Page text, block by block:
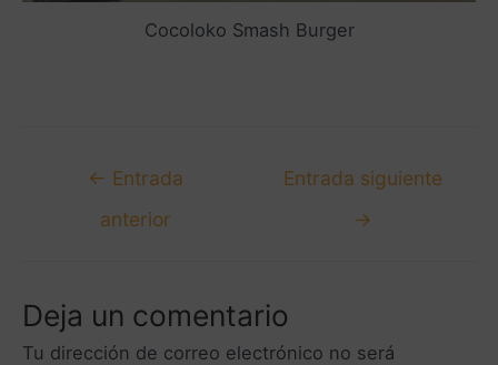
Cocoloko Smash Burger
← Entrada
anterior
Entrada siguiente
→
Deja un comentario
Tu dirección de correo electrónico no será